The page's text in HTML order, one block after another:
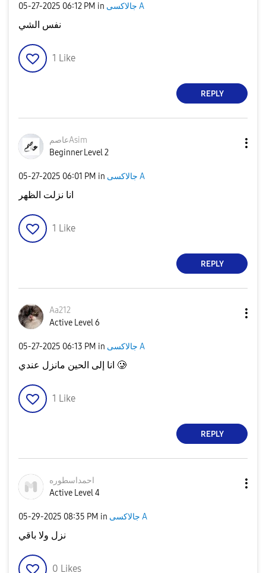
‎05-27-2025 06:12 PM in جالاكسى A
نفس الشي
1 Like
REPLY
عاصمAsim
Beginner Level 2
‎05-27-2025 06:01 PM in جالاكسى A
انا نزلت الظهر
1 Like
REPLY
Aa212
Active Level 6
‎05-27-2025 06:13 PM in جالاكسى A
انا إلى الحين مانزل عندي 🥲
1 Like
REPLY
احمداسطوره
Active Level 4
‎05-29-2025 08:35 PM in جالاكسى A
نزل ولا باقي
0 Likes